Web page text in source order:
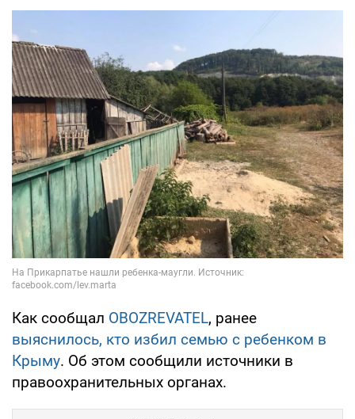
Как сообщал OBOZREVATEL, ранее
выяснилось, кто избил семью с ребенком в
Крыму. Об этом сообщили источники в
правоохранительных органах.